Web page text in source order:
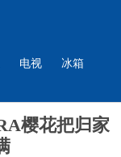
电视
冰箱
樱花把归家